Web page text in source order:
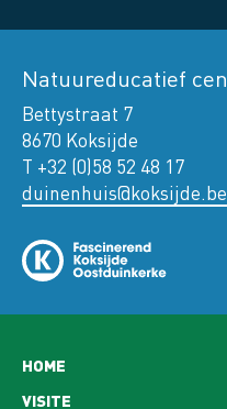
Natuureducatief
Bettystraat 7
8670 Koksijde
T +32 (0)58 52 48 17
duinenhuis@koksijde.be
Hoofdnavigatie
HOME
VISITE